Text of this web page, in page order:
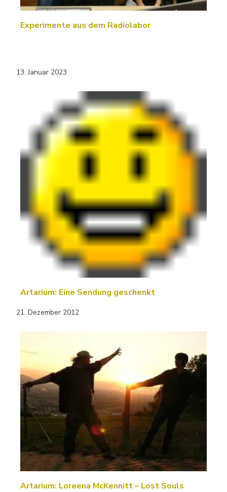
Experimente aus dem Radiolabor
13. Januar 2023
Artarium: Eine Sendung geschenkt
21. Dezember 2012
Artarium: Loreena McKennitt – Lost Souls